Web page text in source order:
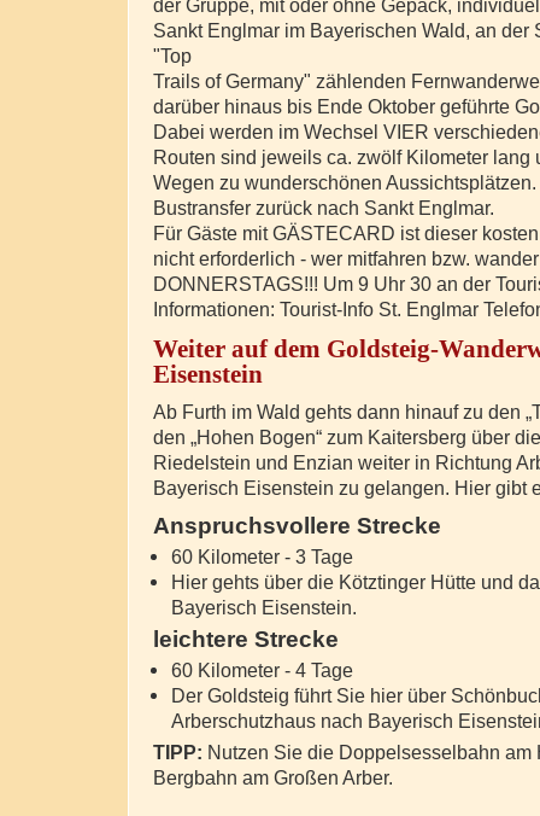
der Gruppe, mit oder ohne Gepäck,
Sankt Englmar im Bayerischen Wald, an der
"Top
Trails of Germany" zählenden
darüber hinaus bis Ende Oktober geführte
Dabei werden im Wechsel VIER
Routen sind jeweils ca. zwölf Kilometer lang
Wegen zu wunderschönen
Bustransfer zurück nach Sankt Englmar.
Für Gäste mit GÄSTECARD ist dieser
nicht erforderlich - wer mitfahren bzw.
DONNERSTAGS!!! Um 9 Uhr 30 an der
Informationen: Tourist-Info St. Englmar
Weiter auf dem Goldsteig-
Eisenstein
Ab Furth im Wald gehts dann hinauf zu den
den „Hohen Bogen“ zum Kaitersberg über
Riedelstein und Enzian weiter in Richtung
Bayerisch Eisenstein zu gelangen. Hier gibt
Anspruchsvollere Strecke
60 Kilometer - 3 Tage
Hier gehts über die Kötztinger Hütte und
Bayerisch Eisenstein.
leichtere Strecke
60 Kilometer - 4 Tage
Der Goldsteig führt Sie hier über
Arberschutzhaus nach Bayerisch
TIPP: Nutzen Sie die Doppelsesselbahn am
Bergbahn am Großen Arber.